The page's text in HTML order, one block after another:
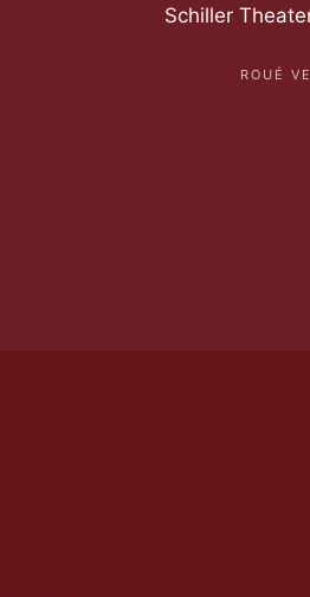
Schiller
ROUÉ